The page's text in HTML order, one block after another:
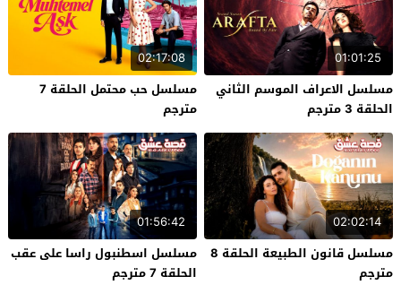
01:01:25
مسلسل الاعراف الموسم الثاني
الحلقة 3 مترجم
02:17:08
مسلسل حب محتمل الحلقة 7
مترجم
02:02:14
مسلسل قانون الطبيعة الحلقة 8
مترجم
01:56:42
مسلسل اسطنبول راسا على عقب
الحلقة 7 مترجم